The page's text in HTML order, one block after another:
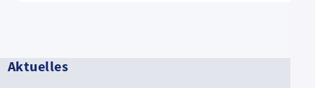
Aktuelles